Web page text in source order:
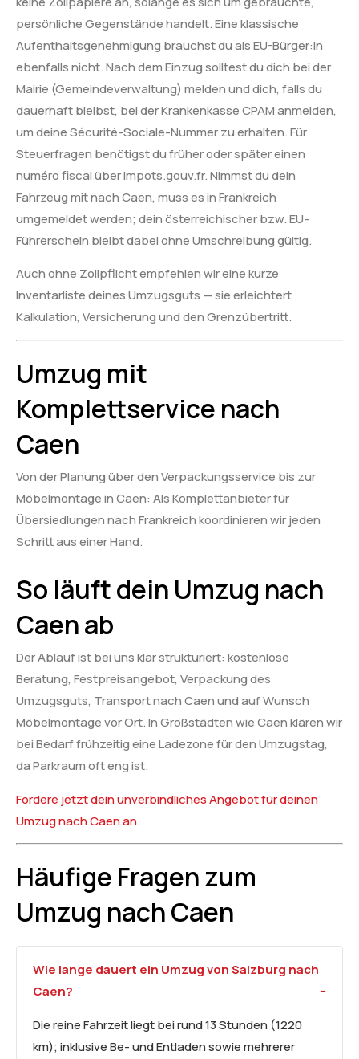
persönliche Gegenstände handelt. Eine klassische
Aufenthaltsgenehmigung brauchst du als EU-Bürger:in
ebenfalls nicht. Nach dem Einzug solltest du dich bei der
Mairie (Gemeindeverwaltung) melden und dich, falls du
dauerhaft bleibst, bei der Krankenkasse CPAM anmelden,
um deine Sécurité-Sociale-Nummer zu erhalten. Für
Steuerfragen benötigst du früher oder später einen
numéro fiscal über impots.gouv.fr. Nimmst du dein
Fahrzeug mit nach Caen, muss es in Frankreich
umgemeldet werden; dein österreichischer bzw. EU-
Führerschein bleibt dabei ohne Umschreibung gültig.
Auch ohne Zollpflicht empfehlen wir eine kurze
Inventarliste deines Umzugsguts — sie erleichtert
Kalkulation, Versicherung und den Grenzübertritt.
Umzug mit
Komplettservice nach
Caen
Von der Planung über den Verpackungsservice bis zur
Möbelmontage in Caen: Als Komplettanbieter für
Übersiedlungen nach Frankreich koordinieren wir jeden
Schritt aus einer Hand.
So läuft dein Umzug nach
Caen ab
Der Ablauf ist bei uns klar strukturiert: kostenlose
Beratung, Festpreisangebot, Verpackung des
Umzugsguts, Transport nach Caen und auf Wunsch
Möbelmontage vor Ort. In Großstädten wie Caen klären wir
bei Bedarf frühzeitig eine Ladezone für den Umzugstag,
da Parkraum oft eng ist.
Fordere jetzt dein unverbindliches Angebot für deinen
Umzug nach Caen an.
Häufige Fragen zum
Umzug nach Caen
Wie lange dauert ein Umzug von Salzburg nach
Caen?
Die reine Fahrzeit liegt bei rund 13 Stunden (1220
km); inklusive Be- und Entladen sowie mehrerer